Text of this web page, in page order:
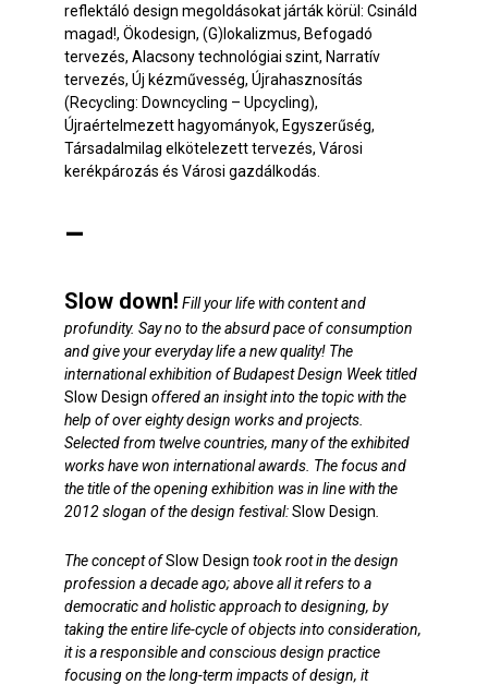
reflektáló design megoldásokat járták körül: Csináld
magad!, Ökodesign, (G)lokalizmus, Befogadó
tervezés, Alacsony technológiai szint, Narratív
tervezés, Új kézművesség, Újrahasznosítás
(Recycling: Downcycling – Upcycling),
Újraértelmezett hagyományok, Egyszerűség,
Társadalmilag elkötelezett tervezés, Városi
kerékpározás és Városi gazdálkodás.
–
Slow down! Fill your life with content and
profundity. Say no to the absurd pace of consumption
and give your everyday life a new quality! The
international exhibition of Budapest Design Week titled
Slow Design offered an insight into the topic with the
help of over eighty design works and projects.
Selected from twelve countries, many of the exhibited
works have won international awards. The focus and
the title of the opening exhibition was in line with the
2012 slogan of the design festival:Slow Design
The concept ofSlow Design took root in the design
profession a decade ago; above all it refers to a
democratic and holistic approach to designing, by
taking the entire life-cycle of objects into consideration,
it is a responsible and conscious design practice
focusing on the long-term impacts of design, it